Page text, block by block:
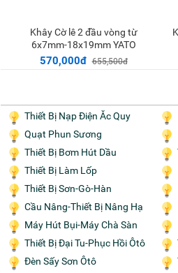
Thêm vào giỏ
khây Cờ lê 2 đầu vòng từ
6x7mm-18x19mm YATO
YT-5533
570,000đ 655,500đ
Khây bộ tuýp 1/2 từ 8mm-
Thiết Bị Nạp Điện Ăc Quy
Quạt Phun Sương
Thiết Bị Bơm Hút Dầu
Thiết Bị Làm Lốp
Thiết Bị Sơn-Gò-Hàn
Cầu Nâng-Thiết Bị Nâng Hạ
Máy Hút Bụi-Máy Chà Sàn
Thiết Bị Đại Tu-Phục Hồi Ôtô
Đèn Sấy Sơn Ôtô